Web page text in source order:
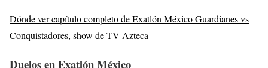
Dónde ver capítulo completo de Exatlón México Guardianes vs
Conquistadores, show de TV Azteca
Duelos en Exatlón México